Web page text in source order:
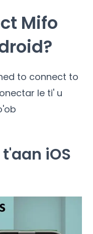
Mifo
?
to connect to
le ti' u
iOS